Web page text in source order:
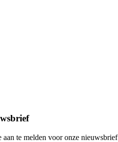
te melden voor onze nieuwsbrief